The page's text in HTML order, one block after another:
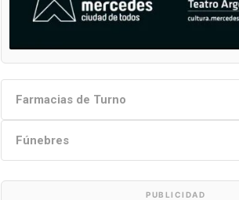
Farmacias de Turno
Fúnebres
PUBLICIDAD